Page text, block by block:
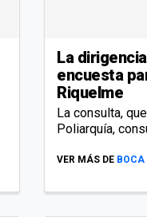
La
encuesta
Riquelme
La consulta,
Poliarquía,
VER MÁS DE BOCA